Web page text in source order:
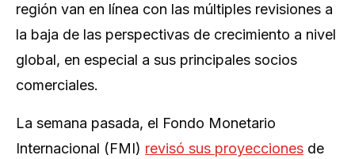
región van en línea con las múltiples revisiones a
la baja de las perspectivas de crecimiento a nivel
global, en especial a sus principales socios
comerciales.
La semana pasada, el Fondo Monetario
Internacional (FMI) revisó sus proyecciones de